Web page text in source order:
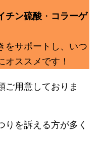
チン硫酸 ・ コラーゲ
をサポートし、いつ
オススメです！
ご用意しておりま
を訴える方が多く